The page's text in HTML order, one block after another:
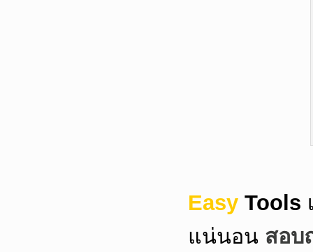
Easy Tools
แน่นอน สอบ